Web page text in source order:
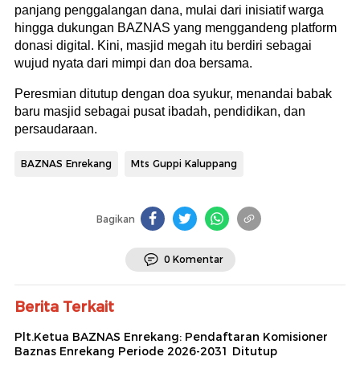
panjang penggalangan dana, mulai dari inisiatif warga
hingga dukungan BAZNAS yang menggandeng platform
donasi digital. Kini, masjid megah itu berdiri sebagai
wujud nyata dari mimpi dan doa bersama.
Peresmian ditutup dengan doa syukur, menandai babak
baru masjid sebagai pusat ibadah, pendidikan, dan
persaudaraan.
BAZNAS Enrekang Mts Guppi Kaluppang
Bagikan
0 Komentar
Berita Terkait
Plt.Ketua BAZNAS Enrekang: Pendaftaran Komisioner
Baznas Enrekang Periode 2026-2031 Ditutup